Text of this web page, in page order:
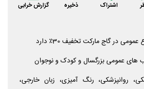
اشتراک ذخیره گزارش خرابی
در گاج مارکت تخفیف 30٪ دارد
های عمومی بزرگسال و کودک و نوجوان
روانپزشکی، رنگ آمیزی، زبان خارجی،